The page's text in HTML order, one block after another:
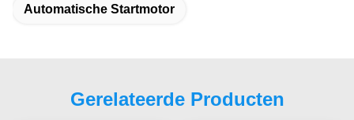
Automatische Startmotor
Gerelateerde Producten